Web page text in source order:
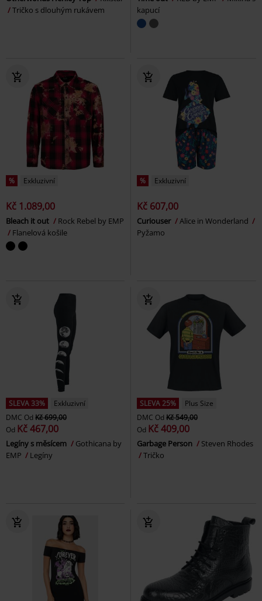
Tričko s dlouhým rukávem
kapucí
% Exkluzivní
Kč 1.089,00
Bleach it out
Rock Rebel by EMP
Flanelová košile
% Exkluzivní
Kč 607,00
Curiouser
Alice in Wonderland
Pyžamo
SLEVA 33%
Exkluzivní
DMC Od Kč 699,00
Od Kč 467,00
Legíny s měsícem
Gothicana by
EMP
Legíny
SLEVA 25%
Plus Size
DMC Od Kč 549,00
Od Kč 409,00
Garbage Person
Steven Rhodes
Tričko